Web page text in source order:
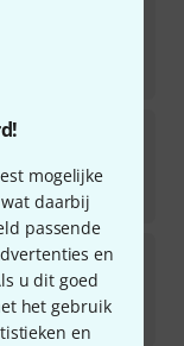
mogelijke
daarbij
passende
en
u dit goed
het gebruik
en